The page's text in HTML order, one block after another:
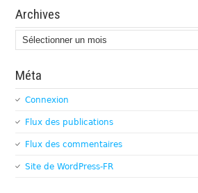
Archives
Archives
Méta
Connexion
Flux des publications
Flux des commentaires
Site de WordPress-FR